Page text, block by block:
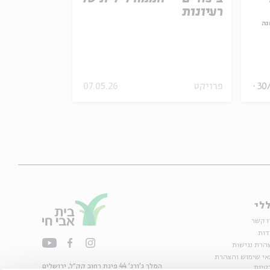
רעיונות
פרויקט 07.05.26
קשר
נגישות
שימוש והצהרת
המלך ג'ורג' 44 פינת רחוב קק״ל, ירושלים